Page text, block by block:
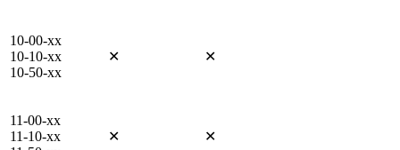
10-00-xx
10-10-xx
10-50-xx
✕ ✕
11-00-xx
11-10-xx
✕ ✕